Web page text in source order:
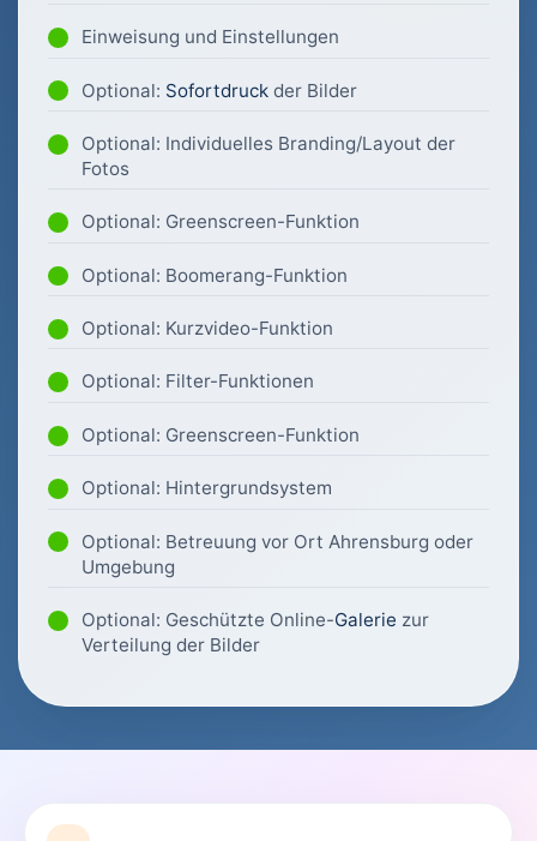
Einweisung und Einstellungen
Optional: Sofortdruck der Bilder
Optional: Individuelles Branding/Layout der
Fotos
Optional: Greenscreen-Funktion
Optional: Boomerang-Funktion
Optional: Kurzvideo-Funktion
Optional: Filter-Funktionen
Optional: Greenscreen-Funktion
Optional: Hintergrundsystem
Optional: Betreuung vor Ort Ahrensburg oder
Umgebung
Optional: Geschützte Online-Galerie zur
Verteilung der Bilder